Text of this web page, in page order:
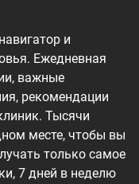
и
Ежедневная
важные
рекомендации
Тысячи
месте, чтобы вы
только самое
7 дней в неделю